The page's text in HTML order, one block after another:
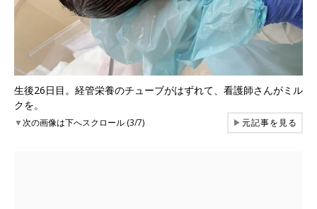
生後26日目。経管栄養のチューブがはずれて、看護師さんがミル
クを。
▼次の画像は下へスクロール (3/7) ▶元記事を見る